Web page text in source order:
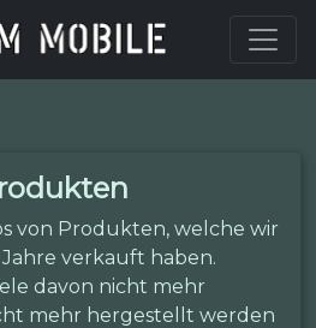
von Produkten, welche wir
verkauft haben.
davon nicht mehr
mehr hergestellt werden